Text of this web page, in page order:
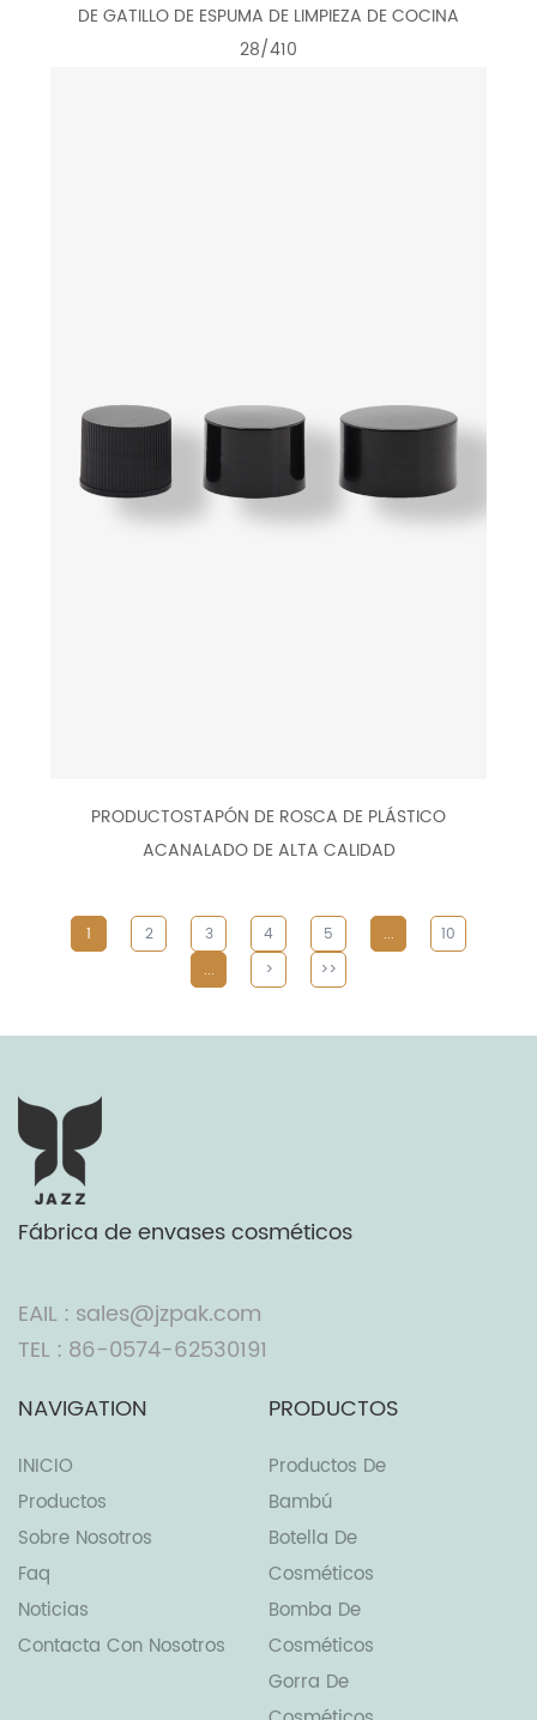
DE GATILLO DE ESPUMA DE LIMPIEZA DE COCINA
28/410
PRODUCTOSTAPÓN DE ROSCA DE PLÁSTICO
ACANALADO DE ALTA CALIDAD
1 2 3 4 5 ...
10
...
> >>
Fábrica de envases cosméticos
EAIL : sales@jzpak.com
TEL : 86-0574-62530191
NAVIGATION
INICIO
Productos
Sobre Nosotros
Faq
Noticias
Contacta Con Nosotros
PRODUCTOS
Productos De
Bambú
Botella De
Cosméticos
Bomba De
Cosméticos
Gorra De